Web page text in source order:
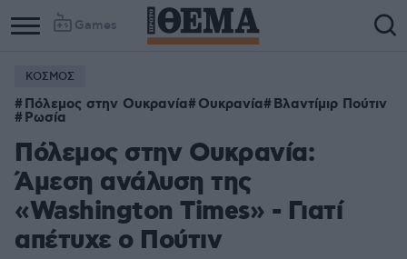
Games
ΚΟΣΜΟΣ
Πόλεμος στην Ουκρανία Ουκρανία Βλαντίμιρ Πούτιν
Ρωσία
Πόλεμος στην Ουκρανία:
Άμεση ανάλυση της
«Washington Τimes» - Γιατί
απέτυχε ο Πούτιν